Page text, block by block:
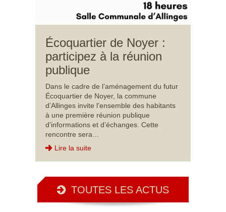
Écoquartier de Noyer :
participez à la réunion
publique
Dans le cadre de l’aménagement du futur
Écoquartier de Noyer, la commune
d’Allinges invite l’ensemble des habitants
à une première réunion publique
d’informations et d’échanges. Cette
rencontre sera…
Lire la suite
TOUTES LES ACTUS